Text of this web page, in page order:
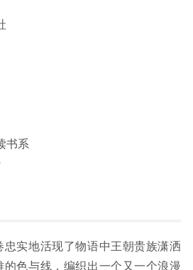
书系
忠实地活现了物语中王朝贵族潇洒
的色与线，编织出一个又一个浪漫